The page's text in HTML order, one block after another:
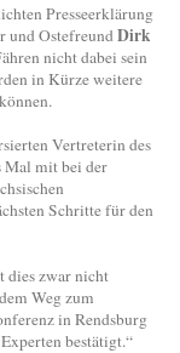
Presseerklärung
und OstefreundDirk
nicht dabei sein
in Kürze weitere
Vertreterin des
Mal mit bei der
Schritte für den
dies zwar nicht
Weg zum
in Rendsburg
bestätigt.“